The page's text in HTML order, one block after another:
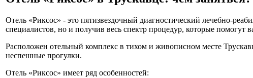
Отель «Риксос» - это пятизвездочный диагностический лечебно-
специалистов, но и получив весь спектр процедур, которые помогут
Расположен отельный комплекс в тихом и живописном месте
неспешные прогулки.
Отель «Риксос» имеет ряд особенностей: